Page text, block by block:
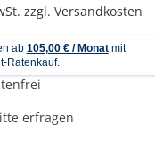
zzgl. Versandkosten
erfragen